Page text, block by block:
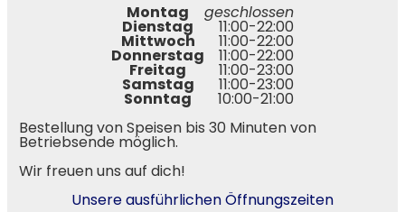
Montag
geschlossen
Dienstag 11:00-22:00
Mittwoch 11:00-22:00
Donnerstag 11:00-22:00
Freitag 11:00-23:00
Samstag 11:00-23:00
Sonntag
10:00-21:00
Bestellung von Speisen bis 30 Minuten von
Betriebsende möglich.
Wir freuen uns auf dich!
Unsere ausführlichen Öffnungszeiten